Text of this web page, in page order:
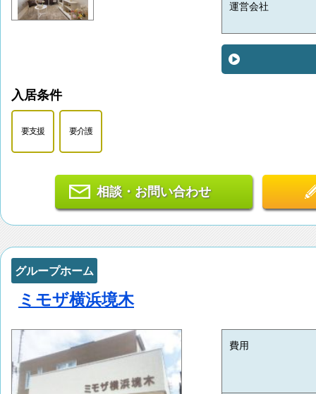
運営会社
入居条件
要支援 要介護
相談・お問い合わせ
グループホーム
ミモザ横浜境木
費用